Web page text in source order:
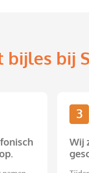
bijles bij
3
Wij